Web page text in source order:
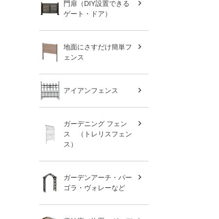
門扉（DIY設置できる
ゲート・ドア）
地面にさすだけ簡単フ
ェンス
アイアンフェンス
ガーデニング フェン
ス （トレリスフェン
ス）
ガーデンアーチ・パー
ゴラ・ヴォレーなど